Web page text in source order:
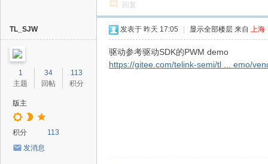
回复
TL_SJW
1
主题
34
回帖
113
积分
版主
积分
113
发消息
发表于 昨天 17:05 显示全部楼层 来自 上海
驱动参考驱动SDK的PWM demo
https://gitee.com/telink-semi/tl ... emo/